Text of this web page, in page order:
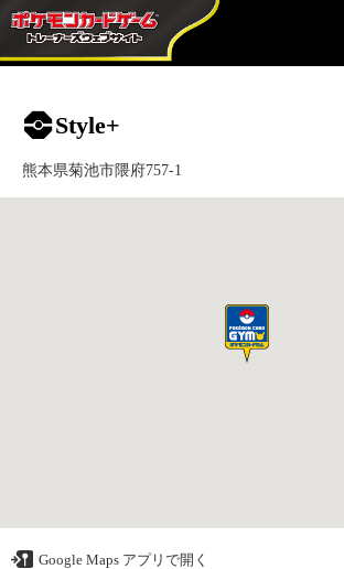
Style+
熊本県菊池市隈府757-1
Google Maps アプリで開く